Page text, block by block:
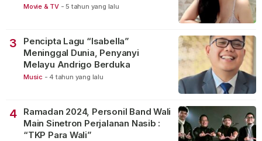
Movie & TV - 5 tahun yang lalu
3
Pencipta Lagu “Isabella”
Meninggal Dunia, Penyanyi
Melayu Andrigo Berduka
Music - 4 tahun yang lalu
4
Ramadan 2024, Personil Band Wali
Main Sinetron Perjalanan Nasib :
“TKP Para Wali”